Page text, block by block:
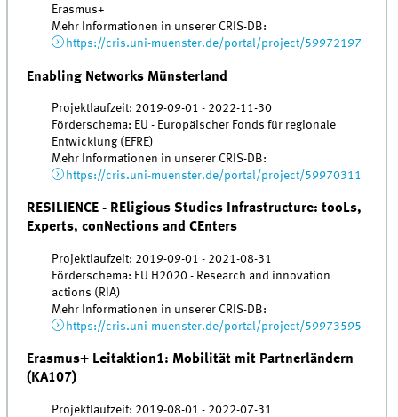
Erasmus+
Mehr Informationen in unserer CRIS-DB:
https://cris.uni-muenster.de/portal/project/59972197
Enabling Networks Münsterland
Projektlaufzeit: 2019-09-01 - 2022-11-30
Förderschema: EU - Europäischer Fonds für regionale
Entwicklung (EFRE)
Mehr Informationen in unserer CRIS-DB:
https://cris.uni-muenster.de/portal/project/59970311
RESILIENCE - REligious Studies Infrastructure: tooLs,
Experts, conNections and CEnters
Projektlaufzeit: 2019-09-01 - 2021-08-31
Förderschema: EU H2020 - Research and innovation
actions (RIA)
Mehr Informationen in unserer CRIS-DB:
https://cris.uni-muenster.de/portal/project/59973595
Erasmus+ Leitaktion1: Mobilität mit Partnerländern
(KA107)
Projektlaufzeit: 2019-08-01 - 2022-07-31